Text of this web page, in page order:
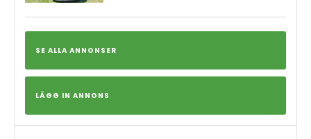
SE ALLA ANNONSER
LÄGG IN ANNONS